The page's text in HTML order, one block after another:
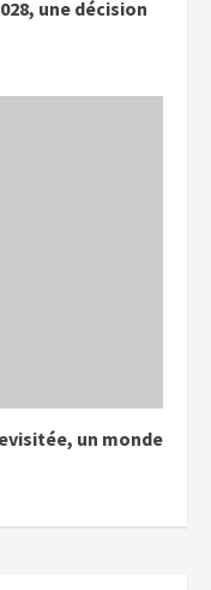
une décision
un monde